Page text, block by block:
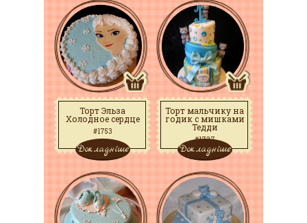
Торт Эльза
Холодное сердце
#1753
Докладніше
Торт мальчику на
годик с мишками
Тедди
#1737
Докладніше